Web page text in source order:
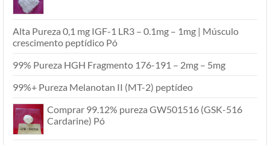
Alta Pureza 0,1 mg IGF-1 LR3 – 0.1mg – 1mg | Músculo
crescimento peptídico Pó
99% Pureza HGH Fragmento 176-191 – 2mg – 5mg
99%+ Pureza Melanotan II (MT-2) peptídeo
Comprar 99.12% pureza GW501516 (GSK-516
Cardarine) Pó